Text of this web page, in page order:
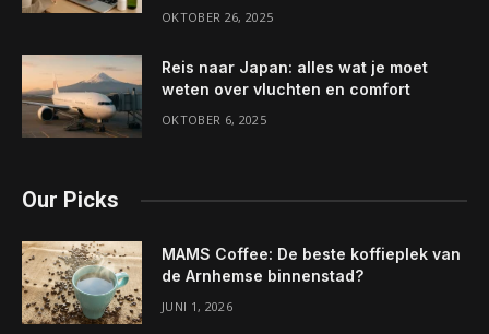
OKTOBER 26, 2025
Reis naar Japan: alles wat je moet
weten over vluchten en comfort
OKTOBER 6, 2025
Our Picks
MAMS Coffee: De beste koffieplek van
de Arnhemse binnenstad?
JUNI 1, 2026